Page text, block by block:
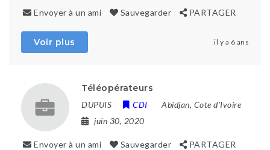
Envoyer à un ami Sauvegarder PARTAGER
Voir plus il y a 6 ans
Téléopérateurs
DUPUIS CDI
Abidjan, Cote d'Ivoire
juin 30, 2020
Envoyer à un ami Sauvegarder PARTAGER